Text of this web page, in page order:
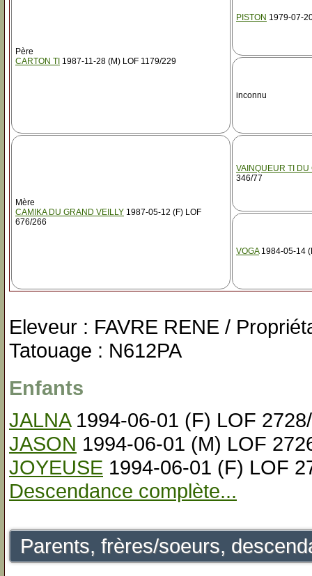
Père
CARTON TI 1987-11-28 (M) LOF 1179/229
PISTON 1979-07-
inconnu
Mère
CAMIKA DU GRAND VEILLY 1987-05-12 (F) LOF
676/266
VAINQUEUR TI
346/77
VOGA1984-05-14
Eleveur : FAVRE RENE /
Tatouage : N612PA
Enfants
JALNA1994-06-01 (F) LOF
JASON 1994-06-01 (M) LOF
JOYEUSE 1994-06-01 (F) LOF
Descendance complète...
Parents, frères/soeurs,